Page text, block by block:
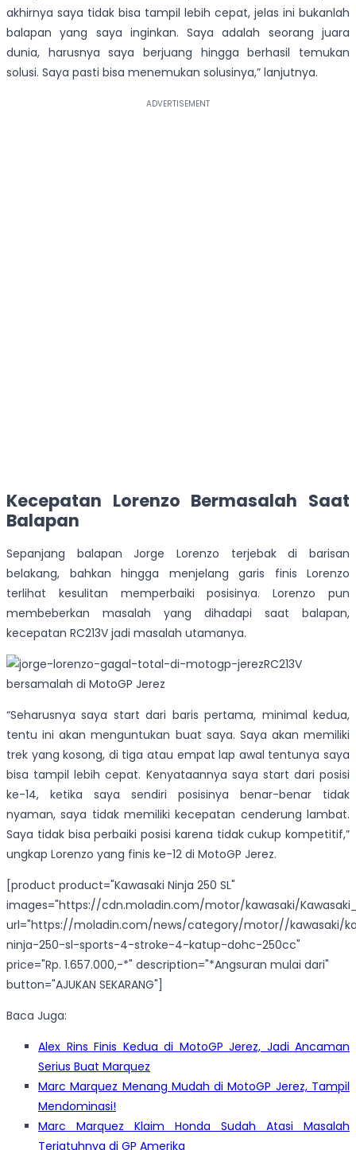
akhirnya saya tidak bisa tampil lebih cepat, jelas ini bukanlah
balapan yang saya inginkan. Saya adalah seorang juara
dunia, harusnya saya berjuang hingga berhasil temukan
solusi. Saya pasti bisa menemukan solusinya,” lanjutnya.
Kecepatan Lorenzo Bermasalah Saat
Balapan
Sepanjang balapan Jorge Lorenzo terjebak di barisan
belakang, bahkan hingga menjelang garis finis Lorenzo
terlihat kesulitan memperbaiki posisinya. Lorenzo pun
membeberkan masalah yang dihadapi saat balapan,
kecepatan RC213V jadi masalah utamanya.
RC213V
bersamalah di MotoGP Jerez
“Seharusnya saya start dari baris pertama, minimal kedua,
tentu ini akan menguntukan buat saya. Saya akan memiliki
trek yang kosong, di tiga atau empat lap awal tentunya saya
bisa tampil lebih cepat. Kenyataannya saya start dari posisi
ke-14, ketika saya sendiri posisinya benar-benar tidak
nyaman, saya tidak memiliki kecepatan cenderung lambat.
Saya tidak bisa perbaiki posisi karena tidak cukup kompetitif,”
ungkap Lorenzo yang finis ke-12 di MotoGP Jerez.
[product product="Kawasaki Ninja 250 SL"
images="https://cdn.moladin.com/motor/kawasaki/
url="https://moladin.com/news/category/motor//kawasaki/
ninja-250-sl-sports-4-stroke-4-katup-dohc-250cc"
price="Rp. 1.657.000,-*" description="*Angsuran mulai dari"
button="AJUKAN SEKARANG"]
Baca Juga:
Alex Rins Finis Kedua di MotoGP Jerez, Jadi Ancaman
Serius Buat Marquez
Marc Marquez Menang Mudah di MotoGP Jerez, Tampil
Mendominasi!
Marc Marquez Klaim Honda Sudah Atasi Masalah
Terjatuhnya di GP Amerika